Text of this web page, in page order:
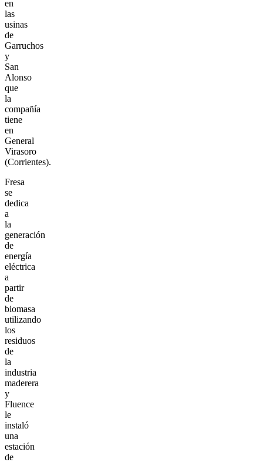
en
las
usinas
de
Garruchos
y
San
Alonso
que
la
compañía
tiene
en
General
Virasoro
(Corrientes).
Fresa
se
dedica
a
la
generación
de
energía
eléctrica
a
partir
de
biomasa
utilizando
los
residuos
de
la
industria
maderera
y
Fluence
le
instaló
una
estación
de